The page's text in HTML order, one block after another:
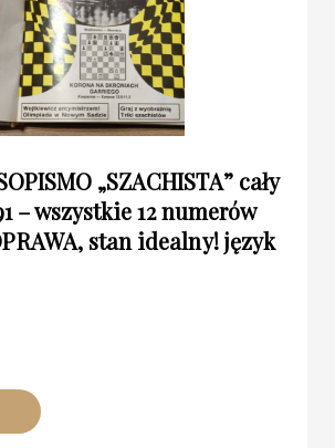
„SZACHISTA” cały
– wszystkie 12 numerów
stan idealny! język